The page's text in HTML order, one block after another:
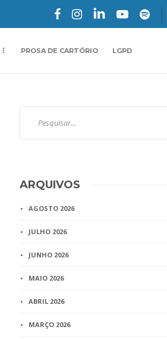
PROSA DE CARTÓRIO LGPD
ARQUIVOS
AGOSTO 2026
JULHO 2026
JUNHO 2026
MAIO 2026
ABRIL 2026
MARÇO 2026